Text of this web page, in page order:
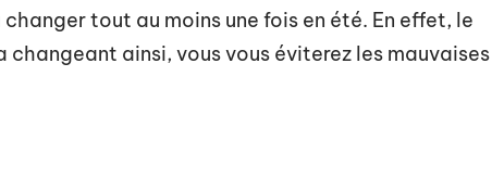
tout au moins une fois en été. En effet, le
ainsi, vous vous éviterez les mauvaises